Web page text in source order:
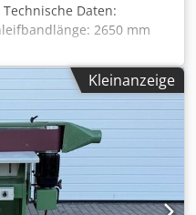
Technische Daten:
2650 mm
16680x700 mm
unregelmäßiger Kanten
2,4 kW
Länge: 1680 mm
Kleinanzeige